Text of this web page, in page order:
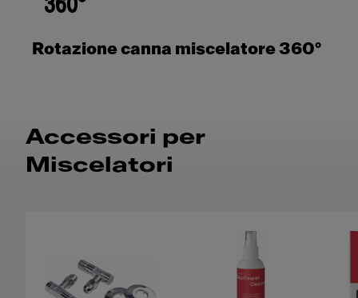
Rotazione canna miscelatore 360°
Accessori per
Miscelatori